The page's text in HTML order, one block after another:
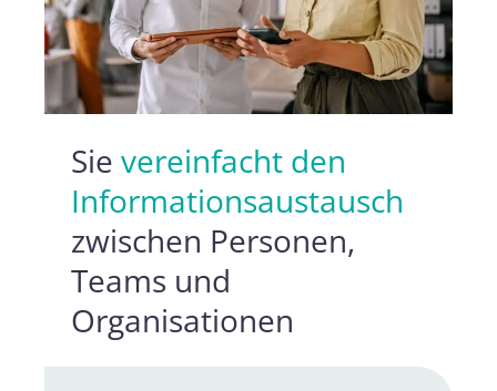
Sie vereinfacht den
Informationsaustausch
zwischen Personen,
Teams und
Organisationen